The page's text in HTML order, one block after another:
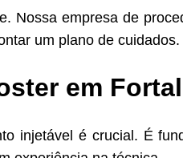
Nossa empresa de
um plano de cuidados.
em
injetável é crucial. É